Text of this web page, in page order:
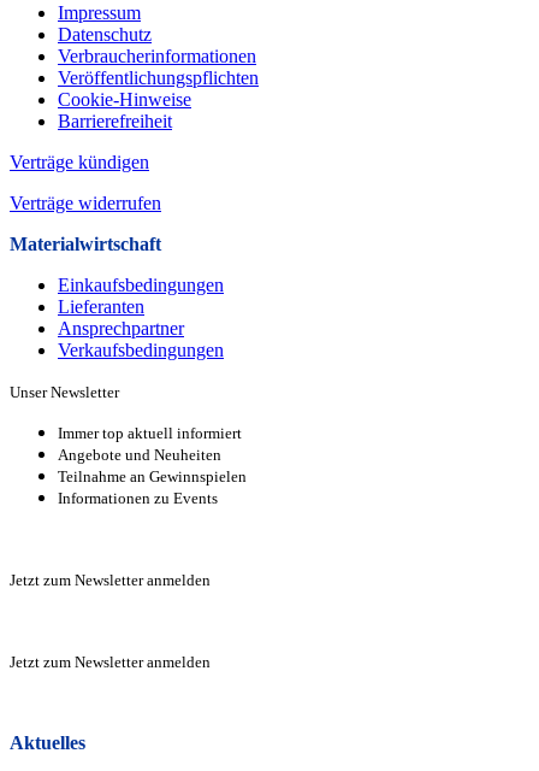
Impressum
Datenschutz
Verbraucherinformationen
Veröffentlichungspflichten
Cookie-Hinweise
Barrierefreiheit
Verträge kündigen
Verträge widerrufen
Materialwirtschaft
Einkaufsbedingungen
Lieferanten
Ansprechpartner
Verkaufsbeding­ungen
Unser Newsletter
Immer top aktuell informiert
Angebote und Neuheiten
Teilnahme an Gewinnspielen
Informationen zu Events
Jetzt zum Newsletter anmelden
Jetzt zum Newsletter anmelden
Aktuelles